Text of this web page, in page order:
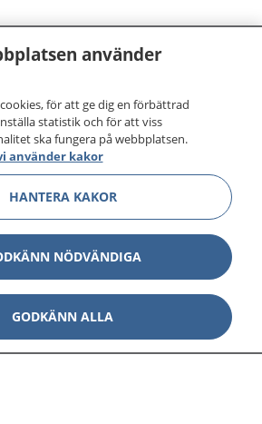
din hälsa och vård
om hälsa och information om
mottagningar du kan kontakta.
din journal och göra dina
dygnet runt.
du vill må bättre.
använder
för att ge dig en förbättrad
statistik och för att viss
ska fungera på webbplatsen.
använder kakor
HANTERA KAKOR
NÖDVÄNDIGA
GODKÄNN ALLA